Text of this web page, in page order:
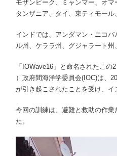
モザンビーク、ミャンマー、オ
タンザニア、タイ、東ティモール
インドでは、アンダマン・ニコ
ル州、ケララ州、グジャラート州
「IOWave16」と命名されたこ
）政府間海洋学委員会(IOC)は、
が引き起こされたことを受け、イ
今回の訓練は、避難と救助の作
た。